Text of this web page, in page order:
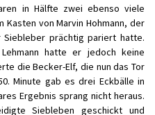
in Hälfte zwei ebenso viele
von Marvin Hohmann, der
prächtig pariert hatte.
hatte er jedoch keine
die Becker-Elf, die nun das Tor
Minute gab es drei Eckbälle in
Ergebnis sprang nicht heraus.
Siebleben geschickt und